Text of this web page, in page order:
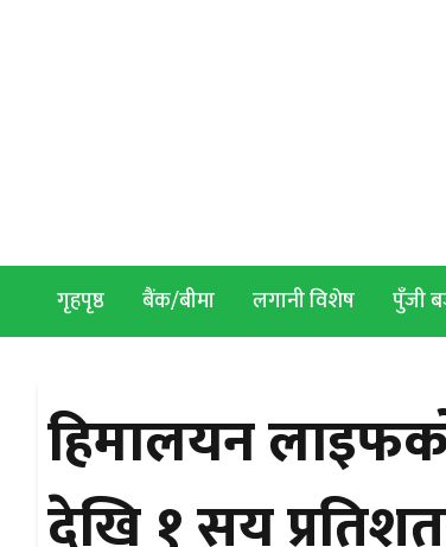
गृहपृष्ठ बैंक/बीमा लगानी विशेष पुँजी
हिमालयन